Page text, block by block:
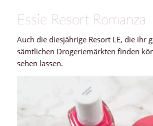
Essie Resort Romanza
Auch die diesjährige Resort LE, die ihr
sämtlichen Drogeriemärkten finden
sehen lassen.